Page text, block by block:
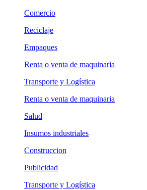
Comercio
Reciclaje
Empaques
Renta o venta de maquinaria
Transporte y Logística
Renta o venta de maquinaria
Salud
Insumos industriales
Construccion
Publicidad
Transporte y Logística